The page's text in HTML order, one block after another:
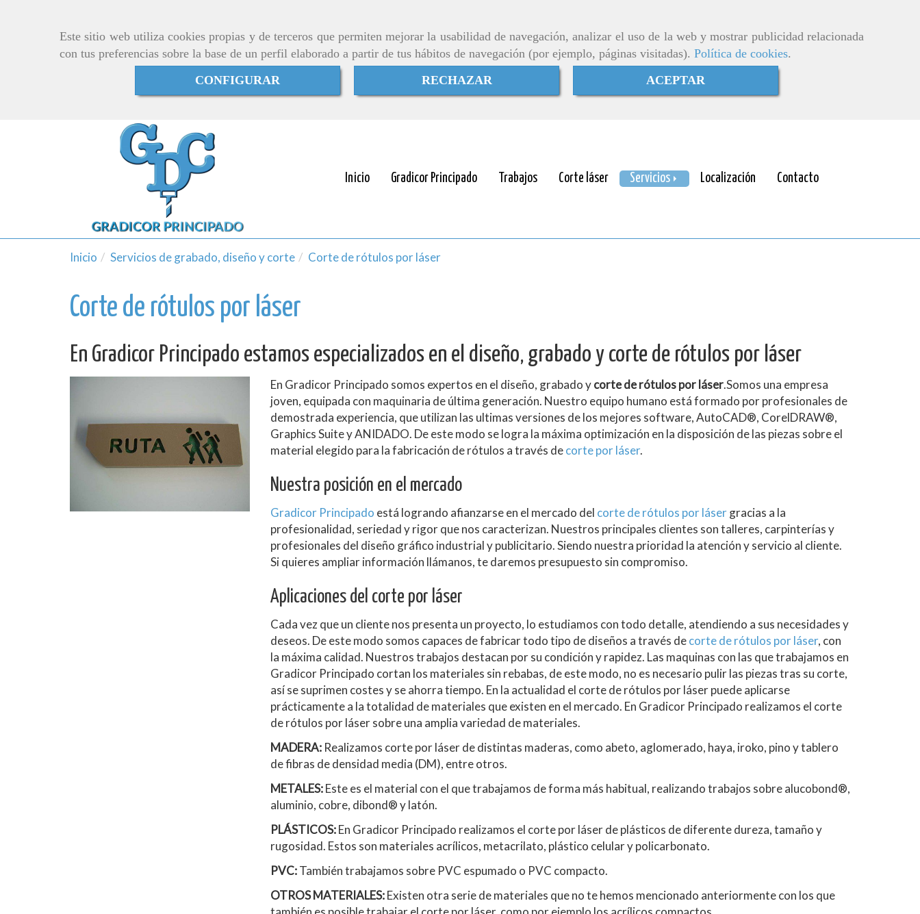
Este sitio web utiliza cookies propias y de terceros que permiten mejorar la usabilidad de navegación, analizar el uso de la web y mostrar publicidad relacionada
con tus preferencias sobre la base de un perfil elaborado a partir de tus hábitos de navegación (por ejemplo, páginas visitadas). Política de cookies.
CONFIGURAR
RECHAZAR ACEPTAR
Inicio Gradicor Principado Trabajos Corte láser Servicios Localización Contacto
Inicio Servicios de grabado, diseño y corte Corte de rótulos por láser
Corte de rótulos por láser
En Gradicor Principado estamos especializados en el diseño, grabado y corte de rótulos por láser
En Gradicor Principado somos expertos en el diseño, grabado ycorte de rótulos por láser.Somos una empresa
joven, equipada con maquinaria de última generación. Nuestro equipo humano está formado por profesionales de
demostrada experiencia, que utilizan las ultimas versiones de los mejores software, AutoCAD®, CorelDRAW®,
Graphics Suite y ANIDADO. De este modo se logra la máxima optimización en la disposición de las piezas sobre el
material elegido para la fabricación de rótulos a través decorte por láser.
Nuestra posición en el mercado
Gradicor Principado está logrando afianzarse en el mercado del corte de rótulos por lásergracias a la
profesionalidad, seriedad y rigor que nos caracterizan. Nuestros principales clientes son talleres, carpinterías y
profesionales del diseño gráfico industrial y publicitario. Siendo nuestra prioridad la atención y servicio al cliente.
Si quieres ampliar información llámanos, te daremos presupuesto sin compromiso.
Aplicaciones del corte por láser
Cada vez que un cliente nos presenta un proyecto, lo estudiamos con todo detalle, atendiendo a sus necesidades y
deseos. De este modo somos capaces de fabricar todo tipo de diseños a través decorte de rótulos por láser, con
la máxima calidad. Nuestros trabajos destacan por su condición y rapidez. Las maquinas con las que trabajamos en
Gradicor Principado cortan los materiales sin rebabas, de este modo, no es necesario pulir las piezas tras su corte,
así se suprimen costes y se ahorra tiempo. En la actualidad el corte de rótulos por láser puede aplicarse
prácticamente a la totalidad de materiales que existen en el mercado. En Gradicor Principado realizamos el corte
de rótulos por láser sobre una amplia variedad de materiales.
MADERA:Realizamos corte por láser de distintas maderas, como abeto, aglomerado, haya, iroko, pino y tablero
de fibras de densidad media (DM), entre otros.
METALES:Este es el material con el que trabajamos de forma más habitual, realizando trabajos sobre alucobond®,
aluminio, cobre, dibond® y latón.
PLÁSTICOS:En Gradicor Principado realizamos el corte por láser de plásticos de diferente dureza, tamaño y
rugosidad. Estos son materiales acrílicos, metacrilato, plástico celular y policarbonato.
PVC:También trabajamos sobre PVC espumado o PVC compacto.
OTROS MATERIALES:Existen otra serie de materiales que no te hemos mencionado anteriormente con los que